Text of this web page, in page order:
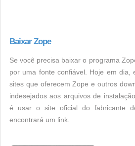
Baixar Zope
Se você precisa baixar o programa
por uma fonte confiável. Hoje em dia,
sites que oferecem Zope e outros
indesejados aos arquivos de
é usar o site oficial do fabricante
encontrará um link.